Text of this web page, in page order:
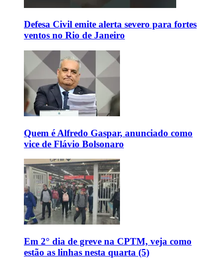
Defesa Civil emite alerta severo para fortes
ventos no Rio de Janeiro
Quem é Alfredo Gaspar, anunciado como
vice de Flávio Bolsonaro
Em 2° dia de greve na CPTM, veja como
estão as linhas nesta quarta (5)